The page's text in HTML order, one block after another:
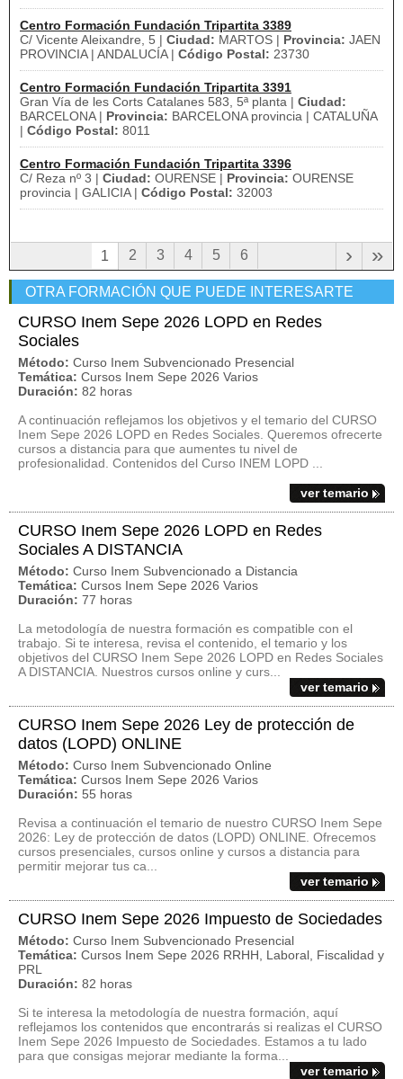
Centro Formación Fundación Tripartita 3389
C/ Vicente Aleixandre, 5 | Ciudad: MARTOS | Provincia: JAEN
PROVINCIA | ANDALUCÍA | Código Postal: 23730
Centro Formación Fundación Tripartita 3391
Gran Vía de les Corts Catalanes 583, 5ª planta | Ciudad:
BARCELONA | Provincia: BARCELONA provincia | CATALUÑA
| Código Postal: 8011
Centro Formación Fundación Tripartita 3396
C/ Reza nº 3 | Ciudad: OURENSE | Provincia: OURENSE
provincia | GALICIA | Código Postal: 32003
1 2 3 4 5 6 »
›
OTRA FORMACIÓN QUE PUEDE INTERESARTE
CURSO Inem Sepe 2026 LOPD en Redes
Sociales
Método: Curso Inem Subvencionado Presencial
Temática: Cursos Inem Sepe 2026 Varios
Duración: 82 horas
A continuación reflejamos los objetivos y el temario del CURSO
Inem Sepe 2026 LOPD en Redes Sociales. Queremos ofrecerte
cursos a distancia para que aumentes tu nivel de
profesionalidad. Contenidos del Curso INEM LOPD ...
ver temario
CURSO Inem Sepe 2026 LOPD en Redes
Sociales A DISTANCIA
Método: Curso Inem Subvencionado a Distancia
Temática: Cursos Inem Sepe 2026 Varios
Duración: 77 horas
La metodología de nuestra formación es compatible con el
trabajo. Si te interesa, revisa el contenido, el temario y los
objetivos del CURSO Inem Sepe 2026 LOPD en Redes Sociales
A DISTANCIA. Nuestros cursos online y curs...
ver temario
CURSO Inem Sepe 2026 Ley de protección de
datos (LOPD) ONLINE
Método: Curso Inem Subvencionado Online
Temática: Cursos Inem Sepe 2026 Varios
Duración: 55 horas
Revisa a continuación el temario de nuestro CURSO Inem Sepe
2026: Ley de protección de datos (LOPD) ONLINE. Ofrecemos
cursos presenciales, cursos online y cursos a distancia para
permitir mejorar tus ca...
ver temario
CURSO Inem Sepe 2026 Impuesto de Sociedades
Método: Curso Inem Subvencionado Presencial
Temática: Cursos Inem Sepe 2026 RRHH, Laboral, Fiscalidad y
PRL
Duración: 82 horas
Si te interesa la metodología de nuestra formación, aquí
reflejamos los contenidos que encontrarás si realizas el CURSO
Inem Sepe 2026 Impuesto de Sociedades. Estamos a tu lado
para que consigas mejorar mediante la forma...
ver temario